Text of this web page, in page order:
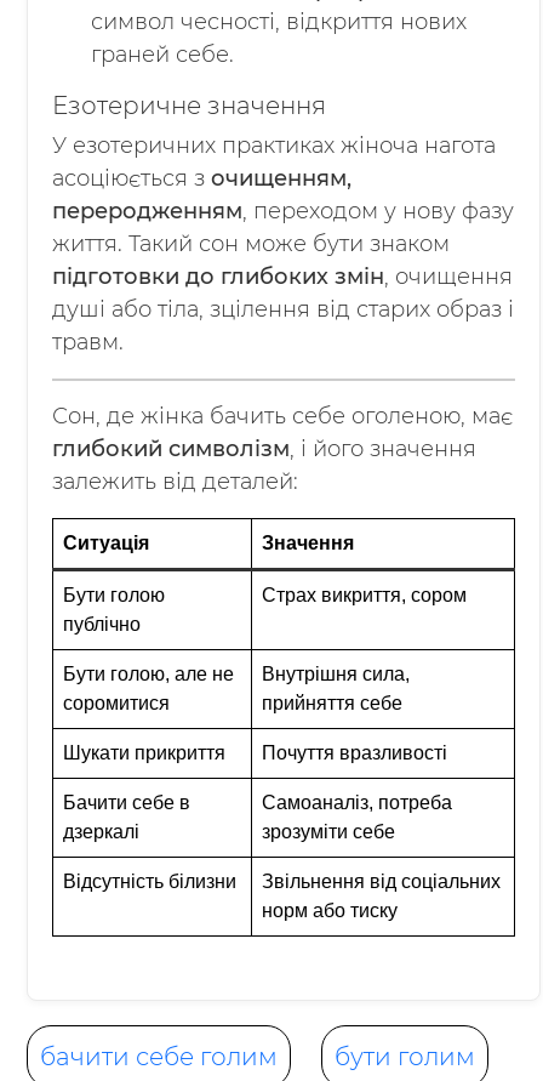
символ чесності, відкриття нових
граней себе.
Езотеричне значення
У езотеричних практиках жіноча нагота
асоціюється з очищенням,
переродженням, переходом у нову фазу
життя. Такий сон може бути знаком
підготовки до глибоких змін, очищення
душі або тіла, зцілення від старих образ і
травм.
Сон, де жінка бачить себе оголеною, має
глибокий символізм, і його значення
залежить від деталей:
Ситуація Значення
Бути голою
публічно
Страх викриття, сором
Бути голою, але не
соромитися
Внутрішня сила,
прийняття себе
Шукати прикриття Почуття вразливості
Бачити себе в
дзеркалі
Самоаналіз, потреба
зрозуміти себе
Відсутність білизни
Звільнення від соціальних
норм або тиску
бачити себе голим бути голим